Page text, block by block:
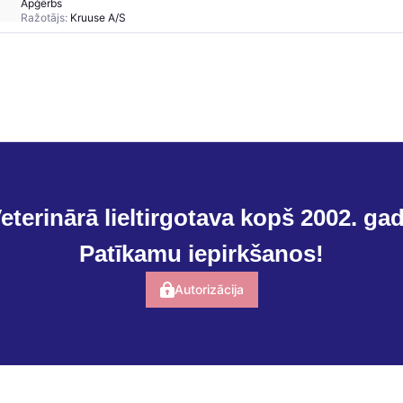
Apģērbs
Ražotājs: Kruuse A/S
lieltirgotava kopš 2002.
Patīkamu iepirkšanos!
Autorizācija